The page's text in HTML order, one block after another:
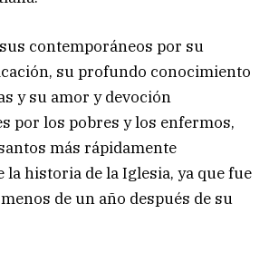
contemporáneos por su
su profundo conocimiento
y su amor y devoción
por los pobres y los enfermos,
más rápidamente
la historia de la Iglesia, ya que fue
de un año después de su